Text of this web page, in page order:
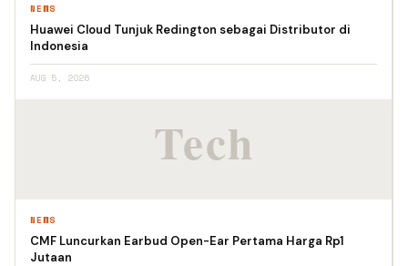
NEWS
Huawei Cloud Tunjuk Redington sebagai Distributor di
Indonesia
AUG 5, 2026
NEWS
CMF Luncurkan Earbud Open-Ear Pertama Harga Rp1
Jutaan